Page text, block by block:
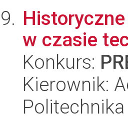
w czasie
Konkurs:
Kierownik: